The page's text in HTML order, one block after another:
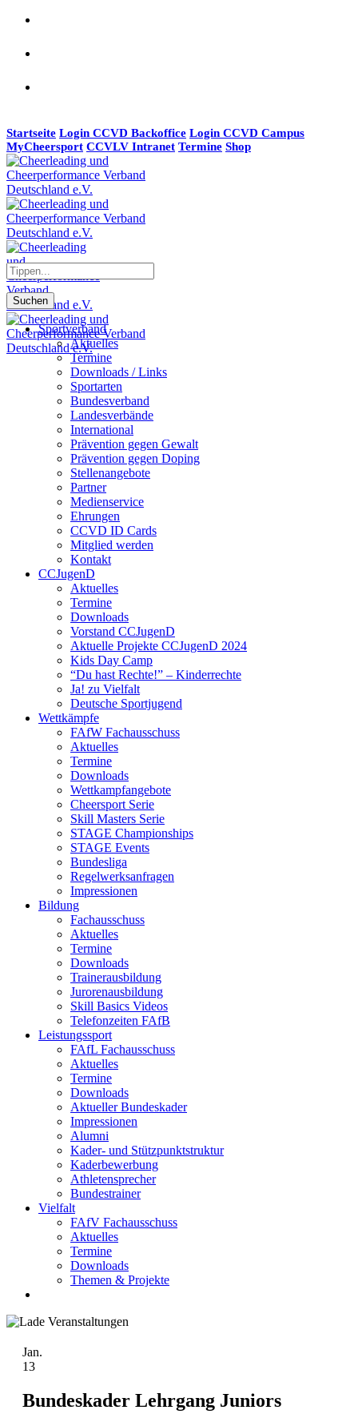
Startseite Login CCVD Backoffice Login CCVD Campus
MyCheersport CCVLV Intranet Termine Shop
Suchen
Sportverband
Aktuelles
Termine
Downloads / Links
Sportarten
Bundesverband
Landesverbände
International
Prävention gegen Gewalt
Prävention gegen Doping
Stellenangebote
Partner
Medienservice
Ehrungen
CCVD ID Cards
Mitglied werden
Kontakt
CCJugenD
Aktuelles
Termine
Downloads
Vorstand CCJugenD
Aktuelle Projekte CCJugenD 2024
Kids Day Camp
“Du hast Rechte!” – Kinderrechte
Ja! zu Vielfalt
Deutsche Sportjugend
Wettkämpfe
FAfW Fachausschuss
Aktuelles
Termine
Downloads
Wettkampfangebote
Cheersport Serie
Skill Masters Serie
STAGE Championships
STAGE Events
Bundesliga
Regelwerksanfragen
Impressionen
Bildung
Fachausschuss
Aktuelles
Termine
Downloads
Trainerausbildung
Jurorenausbildung
Skill Basics Videos
Telefonzeiten FAfB
Leistungssport
FAfL Fachausschuss
Aktuelles
Termine
Downloads
Aktueller Bundeskader
Impressionen
Alumni
Kader- und Stützpunktstruktur
Kaderbewerbung
Athletensprecher
Bundestrainer
Vielfalt
FAfV Fachausschuss
Aktuelles
Termine
Downloads
Themen & Projekte
Jan.
13
Bundeskader Lehrgang Juniors